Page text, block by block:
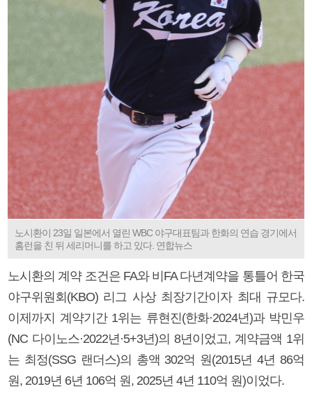
노시환이 23일 일본에서 열린 WBC 야구대표팀과 한화의 연습 경기에서
홈런을 친 뒤 세리머니를 하고 있다. 연합뉴스
노시환의 계약 조건은 FA와 비FA 다년계약을 통틀어 한국
야구위원회(KBO) 리그 사상 최장기간이자 최대 규모다.
이제까지 계약기간 1위는 류현진(한화·2024년)과 박민우
(NC 다이노스·2022년·5+3년)의 8년이었고, 계약금액 1위
는 최정(SSG 랜더스)의 총액 302억 원(2015년 4년 86억
원, 2019년 6년 106억 원, 2025년 4년 110억 원)이었다.